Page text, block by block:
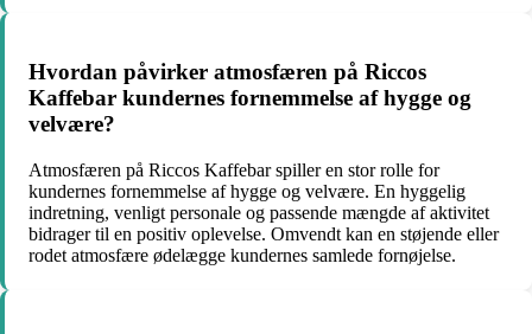
Hvordan påvirker atmosfæren på Riccos
Kaffebar kundernes fornemmelse af hygge og
velvære?
Atmosfæren på Riccos Kaffebar spiller en stor rolle for
kundernes fornemmelse af hygge og velvære. En hyggelig
indretning, venligt personale og passende mængde af aktivitet
bidrager til en positiv oplevelse. Omvendt kan en støjende eller
rodet atmosfære ødelægge kundernes samlede fornøjelse.